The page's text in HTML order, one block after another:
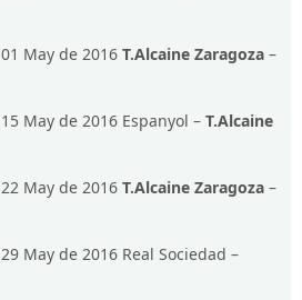
May de 2016T.Alcaine Zaragoza –
May de 2016 Espanyol –T.Alcaine
May de 2016T.Alcaine Zaragoza –
May de 2016 Real Sociedad –